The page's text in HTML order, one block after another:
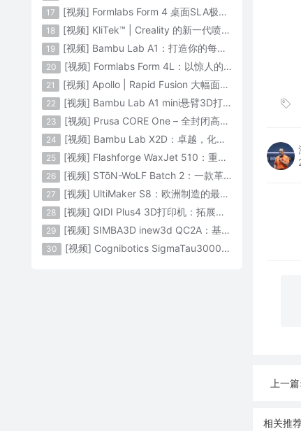
上一篇:
相关推
17 [视频] Formlabs Form 4 桌面SLA极速3D打印机 工业级打印质量
18 [视频] KliTek™ | Creality 的新一代喷嘴更换系统
19 [视频] Bambu Lab A1：打造你的每一份热爱
20 [视频] Formlabs Form 4L：以惊人的速度获得工业级部件
21 [视频] Apollo | Rapid Fusion 大幅面颗粒3D打印系统
22 [视频] Bambu Lab A1 mini悬臂3D打印机：让多色打印成为标配
23 [视频] Prusa CORE One – 全封闭高速CoreXY 3D打印机配备主动腔体温度控制
24 [视频] Bambu Lab X2D：卓越，化繁为简！
25 [视频] Flashforge WaxJet 510：重新定义精度 专为K金珠宝铸造而生
26 [视频] STōN-WoLF Batch 2：一款革命性的“飞行龙门架”3D打印机
27 [视频] UltiMaker S8：欧洲制造的最快的桌面双材料专业3D打印机
28 [视频] QIDI Plus4 3D打印机：拓展您的想象力
29 [视频] SIMBA3D inew3d QC2A：基于AI建模的桌面全彩色3D打印机
30 [视频] Cognibotics SigmaTau3000 轻型机器人：智能制造的未来